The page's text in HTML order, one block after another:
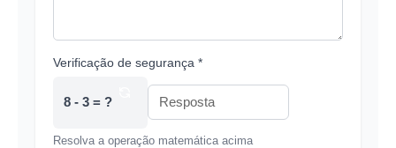
Verificação de segurança *
8 - 3 = ?
Resolva a operação matemática acima